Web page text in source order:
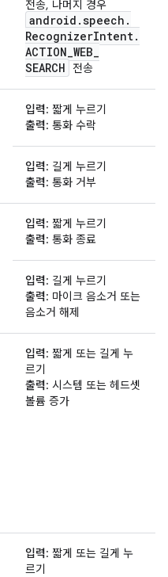
전송, 나머지 경우
android .speech .
RecognizerIntent.
ACTION_WEB_
SEARCH
전송
입력: 짧게 누르기
출력: 통화 수락
입력: 길게 누르기
출력: 통화 거부
입력: 짧게 누르기
출력: 통화 종료
입력: 길게 누르기
출력: 마이크 음소거 또는
음소거 해제
입력: 짧게 또는 길게 누
르기
출력: 시스템 또는 헤드셋
볼륨 증가
입력: 짧게 또는 길게 누
르기